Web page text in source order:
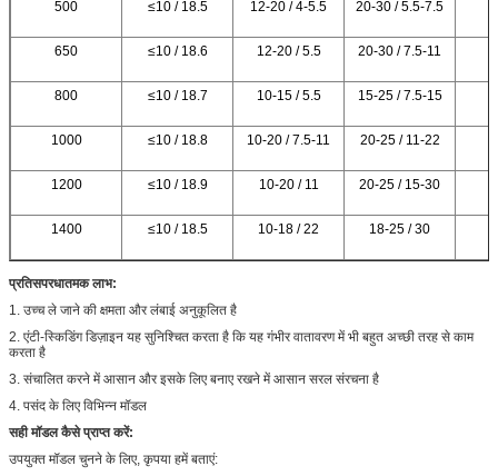
500 ≤10 / 18.5 12-20 / 4-5.5 20-30 / 5.5-7.5
650 ≤10 / 18.6 12-20 / 5.5 20-30 / 7.5-11
800 ≤10 / 18.7 10-15 / 5.5 15-25 / 7.5-15
1000 ≤10 / 18.8 10-20 / 7.5-11 20-25 / 11-22
1200 ≤10 / 18.9 10-20 / 11 20-25 / 15-30
1400 ≤10 / 18.5 10-18 / 22 18-25 / 30
प्रतिसपरधातमक लाभ:
1. उच्च ले जाने की क्षमता और लंबाई अनुकूलित है
2. एंटी-स्किडिंग डिज़ाइन यह सुनिश्चित करता है कि यह गंभीर वातावरण में भी बहुत अच्छी तरह से काम
करता है
3. संचालित करने में आसान और इसके लिए बनाए रखने में आसान सरल संरचना है
4. पसंद के लिए विभिन्न मॉडल
सही मॉडल कैसे प्राप्त करें:
उपयुक्त मॉडल चुनने के लिए, कृपया हमें बताएं: